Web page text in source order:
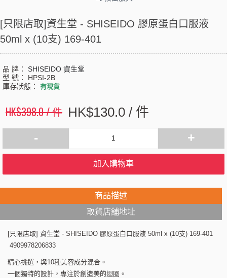
[只限店取]資生堂 - SHISEIDO 膠原蛋白口服液
50ml x (10支) 169-401
品 牌： SHISEIDO 資生堂
型 號： HPSI-2B
庫存狀態： 有現貨
HK$398.0 / 件 HK$130.0 / 件
- +
加入購物車
商品描述
取貨店舖地址
[只限店取] 資生堂 - SHISEIDO 膠原蛋白口服液 50ml x (10支) 169-401
4909978206833
精心挑選，與10種美容成分混合。
一個獨特的設計，專注於創造美的迴圈。